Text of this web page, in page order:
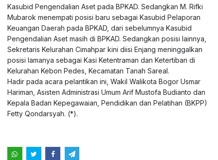
Kasubid Pengendalian Aset pada BPKAD. Sedangkan M. Rifki
Mubarok menempati posisi baru sebagai Kasubid Pelaporan
Keuangan Daerah pada BPKAD, dari sebelumnya Kasubid
Pengendalian Aset masih di BPKAD. Sedangkan posisi lainnya,
Sekretaris Kelurahan Cimahpar kini diisi Enjang meninggalkan
posisi lamanya sebagai Kasi Ketentraman dan Ketertiban di
Kelurahan Kebon Pedes, Kecamatan Tanah Sareal.
Hadir pada acara pelantikan ini, Wakil Walikota Bogor Usmar
Hariman, Asisten Administrasi Umum Arif Mustofa Budianto dan
Kepala Badan Kepegawaian, Pendidikan dan Pelatihan (BKPP)
Fetty Qondarsyah. (*).